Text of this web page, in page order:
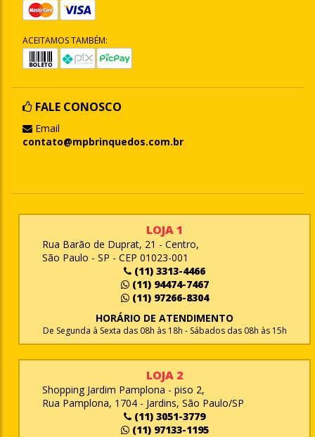
ACEITAMOS TAMBÉM:
FALE CONOSCO
Email
contato@mpbrinquedos.com.br
LOJA 1
Rua Barão de Duprat, 21 - Centro,
São Paulo - SP - CEP 01023-001
(11) 3313-4466
(11) 94474-7467
(11) 97266-8304
HORÁRIO DE ATENDIMENTO
De Segunda à Sexta das 08h às 18h - Sábados das 08h às 15h
LOJA 2
Shopping Jardim Pamplona - piso 2,
Rua Pamplona, 1704 - Jardins, São Paulo/SP
(11) 3051-3779
(11) 97133-1195